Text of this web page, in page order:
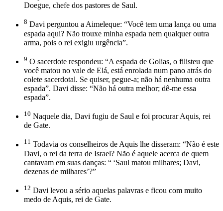
Doegue, chefe dos pastores de Saul.
8 Davi perguntou a Aimeleque: “Você tem uma lança ou uma
espada aqui? Não trouxe minha espada nem qualquer outra
arma, pois o rei exigiu urgência”.
9 O sacerdote respondeu: “A espada de Golias, o filisteu que
você matou no vale de Elá, está enrolada num pano atrás do
colete sacerdotal. Se quiser, pegue-a; não há nenhuma outra
espada”. Davi disse: “Não há outra melhor; dê-me essa
espada”.
10 Naquele dia, Davi fugiu de Saul e foi procurar Aquis, rei
de Gate.
11 Todavia os conselheiros de Aquis lhe disseram: “Não é este
Davi, o rei da terra de Israel? Não é aquele acerca de quem
cantavam em suas danças: “ ‘Saul matou milhares; Davi,
dezenas de milhares’?”
12 Davi levou a sério aquelas palavras e ficou com muito
medo de Aquis, rei de Gate.